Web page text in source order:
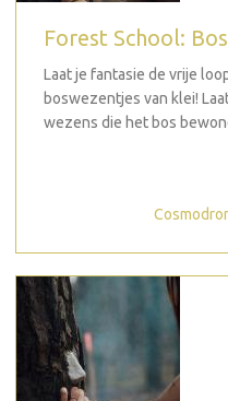
Forest School:
Laat je fantasie de vrije
boswezentjes van klei!
wezens die het bos